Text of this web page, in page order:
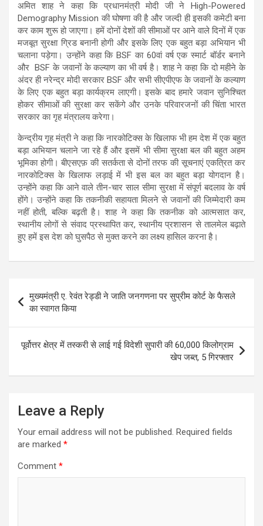
अमित शाह ने कहा कि प्रधानमंत्री मोदी जी ने High-Powered
Demography Mission की घोषणा की है और जल्दी ही इसकी कमेटी बना
कर काम शुरू हो जाएगा। हमें दोनों देशों की सीमाओं पर आने वाले दिनों में एक
मजबूत सुरक्षा ग्रिड बनानी होगी और इसके लिए एक बहुत बड़ा अभियान भी
चलाना पड़ेगा। उन्होंने कहा कि BSF का 60वां वर्ष एक स्मार्ट बॉर्डर बनाने
और BSF के जवानों के कल्याण का भी वर्ष है। शाह ने कहा कि दो महीने के
अंदर ही नरेन्द्र मोदी सरकार BSF और सभी सीएपीएफ के जवानों के कल्याण
के लिए एक बहुत बड़ा कार्यक्रम लाएगी। इसके बाद हमारे जवान सुनिश्चित
होकर सीमाओं की सुरक्षा कर सकेंगे और उनके परिवारजनों की चिंता भारत
सरकार का गृह मंत्रालय करेगा।
केन्द्रीय गृह मंत्री ने कहा कि नारकोटिक्स के खिलाफ भी हम देश में एक बहुत
बड़ा अभियान चलाने जा रहे हैं और इसमें भी सीमा सुरक्षा बल की बहुत अहम
भूमिका होगी। बीएसएफ़ की सतर्कता से दोनों तरफ की सूचनाएं एकत्रित कर
नारकोटिक्स के खिलाफ लड़ाई में भी इस बल का बहुत बड़ा योगदान है।
उन्होंने कहा कि आने वाले तीन-चार साल सीमा सुरक्षा में संपूर्ण बदलाव के वर्ष
होंगे। उन्होंने कहा कि तकनीकी सहायता मिलने से जवानों की जिम्मेदारी कम
नहीं होती, बल्कि बढ़ती है। शाह ने कहा कि तकनीक को आत्मसात कर,
स्थानीय लोगों से संवाद प्रस्थापित कर, स्थानीय प्रशासन से तालमेल बढ़ाते
हुए हमें इस देश को घुसपैठ से मुक्त करने का लक्ष्य हासिल करना है।
navigation
मुख्यमंत्री ए. रेवंत रेड्डी ने जाति जनगणना पर सुप्रीम कोर्ट के फैसले
का स्वागत किया
पूर्वोत्तर क्षेत्र में तस्करी से लाई गई विदेशी सुपारी की 60,000 किलोग्राम
खेप जब्त, 5 गिरफ्तार
Leave a Reply
Your email address will not be published. Required fields
are marked *
Comment *